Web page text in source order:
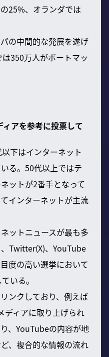
25%、オランダでは
の中間的な発展を遂げ
350万人がボートマッ
アを参考に投票して
下はインターネット
る。50代以上ではテ
ットが2番手となって
インターネットが主流
ットニュースが最も多
Twitter(X)、YouTube
度の高い選挙において
いる。
ンクしており、例えば
ディアに取り上げられ
、YouTubeの内容が地
、複合的な情報の流れ